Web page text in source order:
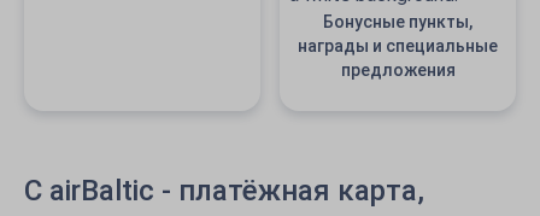
Бонусные пункты,
награды и специальные
предложения
C airBaltic - платёжная карта,